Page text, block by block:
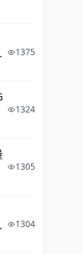
1375
1324
1305
1304